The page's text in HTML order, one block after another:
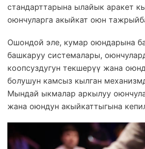
стандарттарына ылайык аракет
оюнчуларга акыйкат оюн
Ошондой эле, кумар оюндарына
башкаруу системалары,
коопсуздугун текшерүү жана
болушун камсыз кылган
Мындай ыкмалар аркылуу
жана оюндун акыйкаттыгына